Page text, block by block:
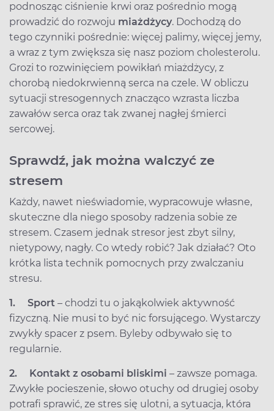
podnosząc ciśnienie krwi oraz pośrednio mogą
prowadzić do rozwoju miażdżycy. Dochodzą do
tego czynniki pośrednie: więcej palimy, więcej jemy,
a wraz z tym zwiększa się nasz poziom cholesterolu.
Grozi to rozwinięciem powikłań miażdżycy, z
chorobą niedokrwienną serca na czele. W obliczu
sytuacji stresogennych znacząco wzrasta liczba
zawałów serca oraz tak zwanej nagłej śmierci
sercowej.
Sprawdź, jak można walczyć ze
stresem
Każdy, nawet nieświadomie, wypracowuje własne,
skuteczne dla niego sposoby radzenia sobie ze
stresem. Czasem jednak stresor jest zbyt silny,
nietypowy, nagły. Co wtedy robić? Jak działać? Oto
krótka lista technik pomocnych przy zwalczaniu
stresu.
1. Sport – chodzi tu o jakąkolwiek aktywność
fizyczną. Nie musi to być nic forsującego. Wystarczy
zwykły spacer z psem. Byleby odbywało się to
regularnie.
2. Kontakt z osobami bliskimi – zawsze pomaga.
Zwykłe pocieszenie, słowo otuchy od drugiej osoby
potrafi sprawić, ze stres się ulotni, a sytuacja, która